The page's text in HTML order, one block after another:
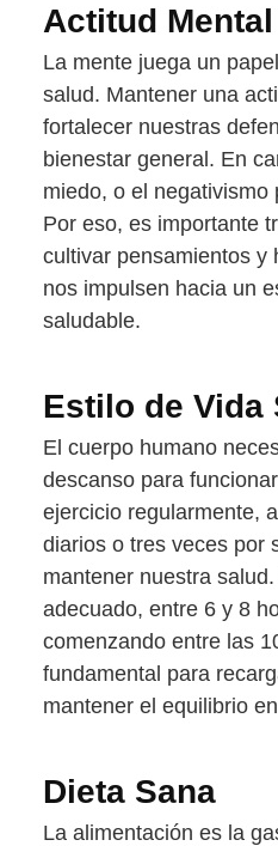
Actitud
La mente juega un
salud. Mantener una
fortalecer nuestras
bienestar general. En
miedo, o el negativismo
Por eso, es importante
cultivar pensamientos y
nos impulsen hacia un
saludable.
Estilo de Vida
El cuerpo humano
descanso para
ejercicio regularmente,
diarios o tres veces por
mantener nuestra
adecuado, entre 6 y 8
comenzando entre las
fundamental para
mantener el equilibrio
Dieta Sana
La alimentación es la